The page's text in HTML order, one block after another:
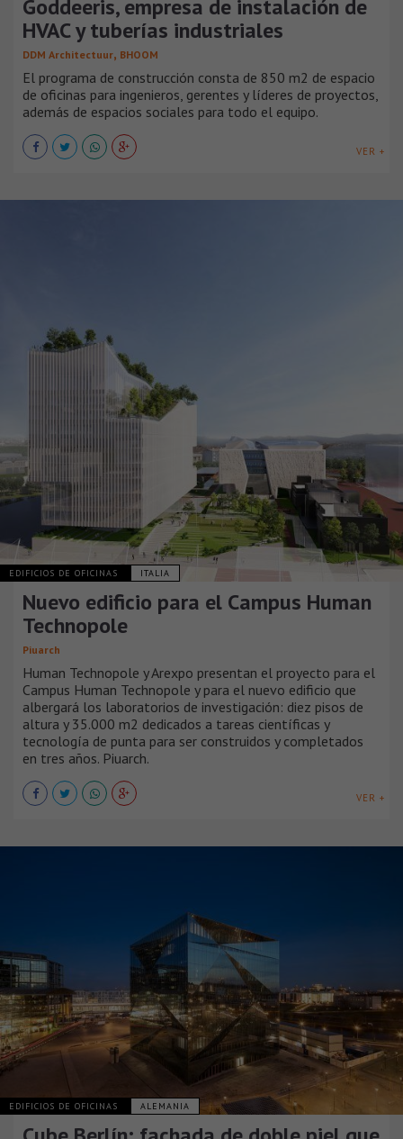
Goddeeris, empresa de instalación de
HVAC y tuberías industriales
DDM Architectuur, BHOOM
El programa de construcción consta de 850 m2 de espacio
de oficinas para ingenieros, gerentes y líderes de proyectos,
además de espacios sociales para todo el equipo.
VER +
EDIFICIOS DE OFICINAS ITALIA
Nuevo edificio para el Campus Human
Technopole
Piuarch
Human Technopole y Arexpo presentan el proyecto para el
Campus Human Technopole y para el nuevo edificio que
albergará los laboratorios de investigación: diez pisos de
altura y 35.000 m2 dedicados a tareas científicas y
tecnología de punta para ser construidos y completados
en tres años. Piuarch.
VER +
EDIFICIOS DE OFICINAS ALEMANIA